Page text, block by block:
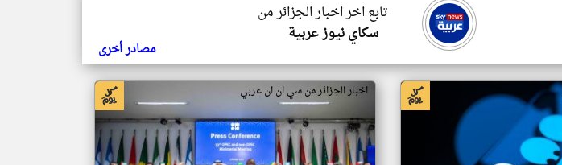
تابع اخر اخبار الجزائر من
سكاي نيوز عربية
مصادر أخرى
اخبار الجزائر من سي ان ان عربي